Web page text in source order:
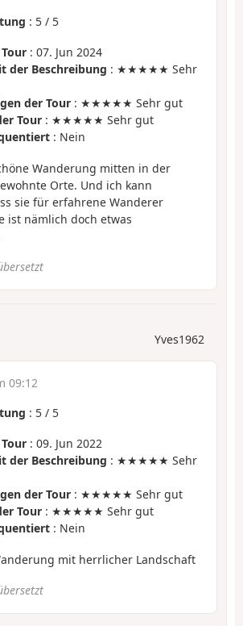
: 5 / 5
: 07. Jun 2024
der Beschreibung : ★★★★★ Sehr
der Tour : ★★★★★ Sehr gut
Tour : ★★★★★ Sehr gut
: Nein
Wanderung mitten in der
Orte. Und ich kann
sie für erfahrene Wanderer
ist nämlich doch etwas
Yves1962
09:12
: 5 / 5
: 09. Jun 2022
der Beschreibung : ★★★★★ Sehr
der Tour : ★★★★★ Sehr gut
Tour : ★★★★★ Sehr gut
: Nein
mit herrlicher Landschaft